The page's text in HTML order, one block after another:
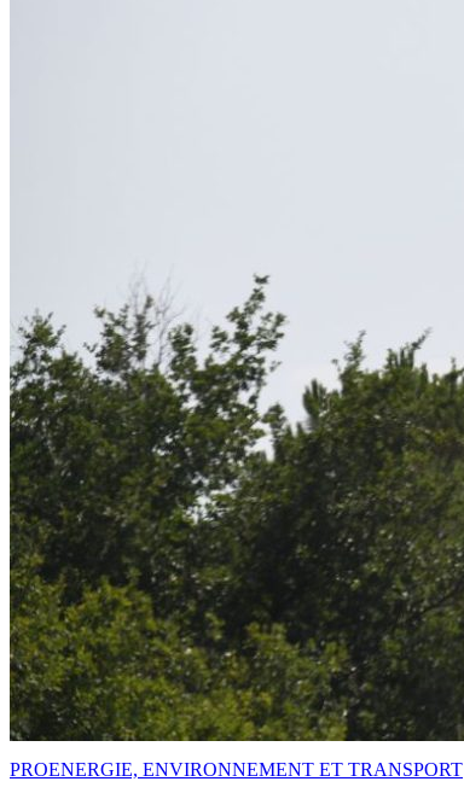
PROENERGIE, ENVIRONNEMENT ET TRANSPORT